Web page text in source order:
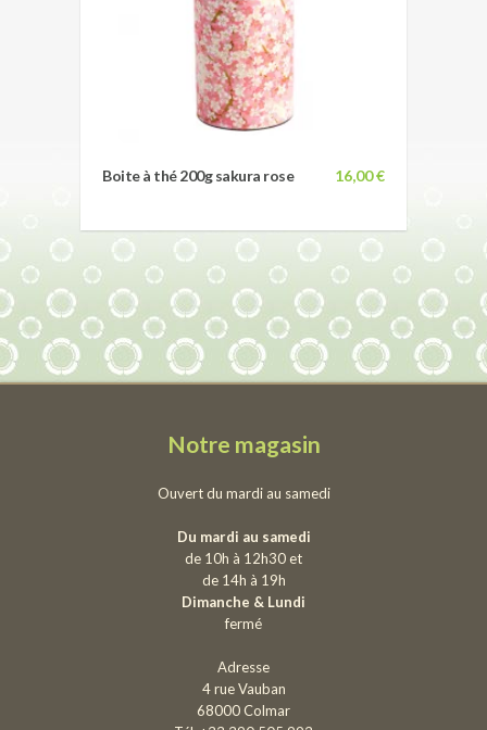
16,00 €
Boite à thé 200g sakura rose
Notre magasin
Ouvert du mardi au samedi
Du mardi au samedi
de 10h à 12h30 et
de 14h à 19h
Dimanche & Lundi
fermé
Adresse
4 rue Vauban
68000 Colmar